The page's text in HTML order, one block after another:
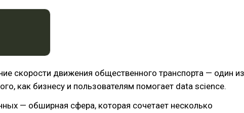
скорости движения общественного транспорта — один из
как бизнесу и пользователям помогает data science.
— обширная сфера, которая сочетает несколько